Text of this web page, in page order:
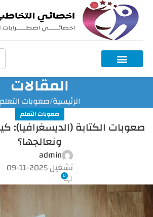
المقالات
الرئيسية صعوبات التعلم
صعوبات التعلم
صعوبات الكتابة (الديسغرافيا):
ونعالجها؟
admin
تشغيل 2025-11-09
0